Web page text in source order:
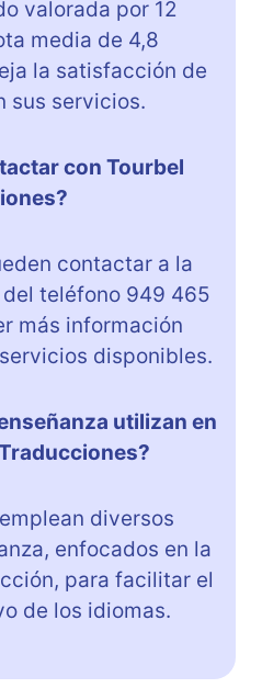
valorada por 12
media de 4,8
la satisfacción de
sus servicios.
con Tourbel
contactar a la
teléfono 949 465
más información
disponibles.
utilizan en
diversos
enfocados en la
para facilitar el
de los idiomas.